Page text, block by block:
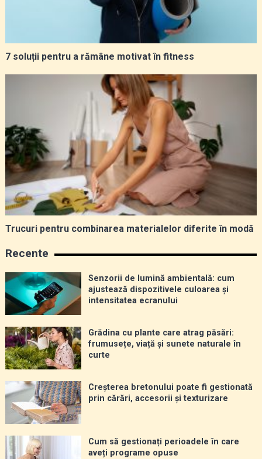
7 soluții pentru a rămâne motivat în fitness
Trucuri pentru combinarea materialelor diferite în modă
Recente
Senzorii de lumină ambientală: cum
ajustează dispozitivele culoarea și
intensitatea ecranului
Grădina cu plante care atrag păsări:
frumusețe, viață și sunete naturale în
curte
Creșterea bretonului poate fi gestionată
prin cărări, accesorii și texturizare
Cum să gestionați perioadele în care
aveți programe opuse